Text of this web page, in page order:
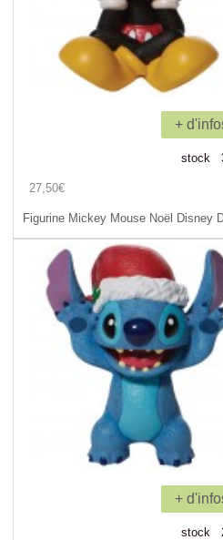
+
stock
27,50€
Figurine Mickey Mouse Noël Disney
+
stock